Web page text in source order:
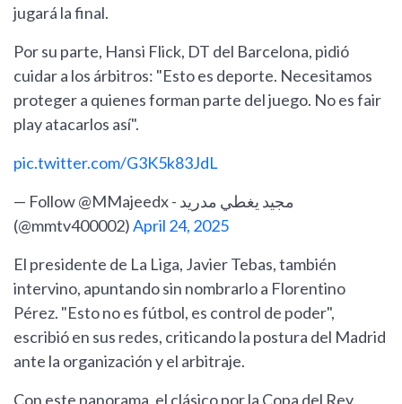
jugará la final.
Por su parte, Hansi Flick, DT del Barcelona, pidió
cuidar a los árbitros: "Esto es deporte. Necesitamos
proteger a quienes forman parte del juego. No es fair
play atacarlos así".
pic.twitter.com/G3K5k83JdL
— Follow @MMajeedx - مجيد يغطي مدريد
(@mmtv400002)April 24, 2025
El presidente de La Liga, Javier Tebas, también
intervino, apuntando sin nombrarlo a Florentino
Pérez. "Esto no es fútbol, es control de poder",
escribió en sus redes, criticando la postura del Madrid
ante la organización y el arbitraje.
Con este panorama, el clásico por la Copa del Rey